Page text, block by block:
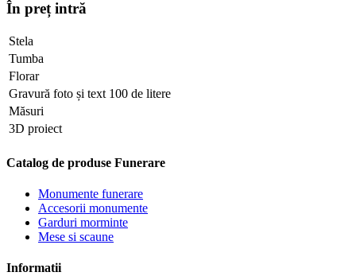
În preț intră
Stela
Tumba
Florar
Gravură foto și text 100 de litere
Măsuri
3D proiect
Catalog de produse Funerare
Monumente funerare
Accesorii monumente
Garduri morminte
Mese si scaune
Informatii